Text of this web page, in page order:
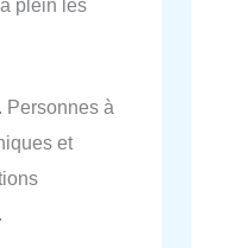
plein les
Personnes à
et